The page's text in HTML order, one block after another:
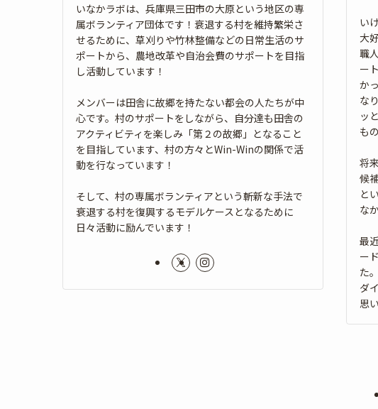
いなかラボは、兵庫県三田市の大原という地区の専
属ボランティア団体です！衰退する村を維持繁栄さ
せるために、草刈りや竹林整備などの日常生活のサ
ポートから、農地改革や自治会費のサポートを目指
し活動しています！
メンバーは田舎に故郷を持たない都会の人たちが中
心です。村のサポートをしながら、自分達も田舎の
アクティビティを楽しみ「第２の故郷」となること
を目指しています、村の方々とWin-Winの関係で活
動を行なっています！
そして、村の専属ボランティアという斬新な手法で
衰退する村を復興するモデルケースとなるために
日々活動に励んでいます！
い
大
職
ー
か
な
ッ
も
将
候
と
な
最
ー
た。
ダ
思